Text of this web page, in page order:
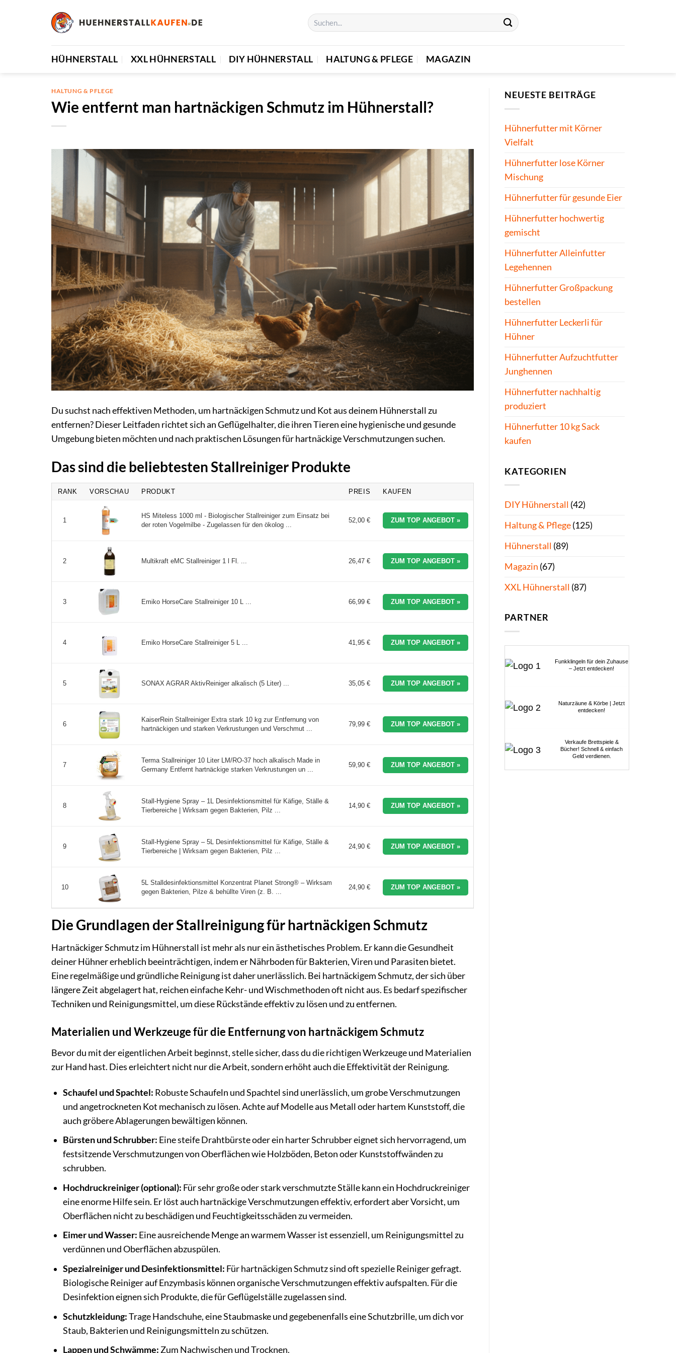
HÜHNERSTALL XXL HÜHNERSTALL DIY HÜHNERSTALL HALTUNG & PFLEGE MAGAZIN
HALTUNG & PFLEGE
Wie entfernt man hartnäckigen Schmutz im Hühnerstall?
Du suchst nach effektiven Methoden, um hartnäckigen Schmutz und Kot aus deinem Hühnerstall zu
entfernen? Dieser Leitfaden richtet sich an Geflügelhalter, die ihren Tieren eine hygienische und gesunde
Umgebung bieten möchten und nach praktischen Lösungen für hartnäckige Verschmutzungen suchen.
Das sind die beliebtesten Stallreiniger Produkte
RANK VORSCHAU PRODUKT PREIS KAUFEN
1
HS Miteless 1000 ml - Biologischer Stallreiniger zum Einsatz bei
der roten Vogelmilbe - Zugelassen für den ökolog ...
52,00 € ZUM TOP ANGEBOT »
2 Multikraft eMC Stallreiniger 1 l Fl. ... 26,47 € ZUM TOP ANGEBOT »
3 Emiko HorseCare Stallreiniger 10 L ... 66,99 € ZUM TOP ANGEBOT »
4 Emiko HorseCare Stallreiniger 5 L ... 41,95 € ZUM TOP ANGEBOT »
5 SONAX AGRAR AktivReiniger alkalisch (5 Liter) ... 35,05 € ZUM TOP ANGEBOT »
6
KaiserRein Stallreiniger Extra stark 10 kg zur Entfernung von
hartnäckigen und starken Verkrustungen und Verschmut ...
79,99 € ZUM TOP ANGEBOT »
7
Terma Stallreiniger 10 Liter LM/RO-37 hoch alkalisch Made in
Germany Entfernt hartnäckige starken Verkrustungen un ...
59,90 € ZUM TOP ANGEBOT »
8
Stall-Hygiene Spray – 1L Desinfektionsmittel für Käfige, Ställe &
Tierbereiche | Wirksam gegen Bakterien, Pilz ...
14,90 € ZUM TOP ANGEBOT »
9
Stall-Hygiene Spray – 5L Desinfektionsmittel für Käfige, Ställe &
Tierbereiche | Wirksam gegen Bakterien, Pilz ...
24,90 € ZUM TOP ANGEBOT »
10
5L Stalldesinfektionsmittel Konzentrat Planet Strong® – Wirksam
gegen Bakterien, Pilze & behüllte Viren (z. B. ...
24,90 € ZUM TOP ANGEBOT »
Die Grundlagen der Stallreinigung für hartnäckigen Schmutz
Hartnäckiger Schmutz im Hühnerstall ist mehr als nur ein ästhetisches Problem. Er kann die Gesundheit
deiner Hühner erheblich beeinträchtigen, indem er Nährboden für Bakterien, Viren und Parasiten bietet.
Eine regelmäßige und gründliche Reinigung ist daher unerlässlich. Bei hartnäckigem Schmutz, der sich über
längere Zeit abgelagert hat, reichen einfache Kehr- und Wischmethoden oft nicht aus. Es bedarf spezifischer
Techniken und Reinigungsmittel, um diese Rückstände effektiv zu lösen und zu entfernen.
Materialien und Werkzeuge für die Entfernung von hartnäckigem Schmutz
Bevor du mit der eigentlichen Arbeit beginnst, stelle sicher, dass du die richtigen Werkzeuge und Materialien
zur Hand hast. Dies erleichtert nicht nur die Arbeit, sondern erhöht auch die Effektivität der Reinigung.
Schaufel und Spachtel: Robuste Schaufeln und Spachtel sind unerlässlich, um grobe Verschmutzungen
und angetrockneten Kot mechanisch zu lösen. Achte auf Modelle aus Metall oder hartem Kunststoff, die
auch gröbere Ablagerungen bewältigen können.
Bürsten und Schrubber: Eine steife Drahtbürste oder ein harter Schrubber eignet sich hervorragend, um
festsitzende Verschmutzungen von Oberflächen wie Holzböden, Beton oder Kunststoffwänden zu
schrubben.
Hochdruckreiniger (optional): Für sehr große oder stark verschmutzte Ställe kann ein Hochdruckreiniger
eine enorme Hilfe sein. Er löst auch hartnäckige Verschmutzungen effektiv, erfordert aber Vorsicht, um
Oberflächen nicht zu beschädigen und Feuchtigkeitsschäden zu vermeiden.
Eimer und Wasser: Eine ausreichende Menge an warmem Wasser ist essenziell, um Reinigungsmittel zu
verdünnen und Oberflächen abzuspülen.
Spezialreiniger und Desinfektionsmittel: Für hartnäckigen Schmutz sind oft spezielle Reiniger gefragt.
Biologische Reiniger auf Enzymbasis können organische Verschmutzungen effektiv aufspalten. Für die
Desinfektion eignen sich Produkte, die für Geflügelställe zugelassen sind.
Schutzkleidung:Trage Handschuhe, eine Staubmaske und gegebenenfalls eine Schutzbrille, um dich vor
Staub, Bakterien und Reinigungsmitteln zu schützen.
Lappen und Schwämme: Zum Nachwischen und Trocknen.
NEUESTE BEITRÄGE
Hühnerfutter mit Körner
Vielfalt
Hühnerfutter lose Körner
Mischung
Hühnerfutter für gesunde Eier
Hühnerfutter hochwertig
gemischt
Hühnerfutter Alleinfutter
Legehennen
Hühnerfutter Großpackung
bestellen
Hühnerfutter Leckerli für
Hühner
Hühnerfutter Aufzuchtfutter
Junghennen
Hühnerfutter nachhaltig
produziert
Hühnerfutter 10 kg Sack
kaufen
KATEGORIEN
DIY Hühnerstall (42)
Haltung & Pflege(125)
Hühnerstall (89)
Magazin (67)
XXL Hühnerstall (87)
PARTNER
Funkklingeln für dein Zuhause
– Jetzt entdecken!
Naturzäune & Körbe | Jetzt
entdecken!
Verkaufe Brettspiele &
Bücher! Schnell & einfach
Geld verdienen.